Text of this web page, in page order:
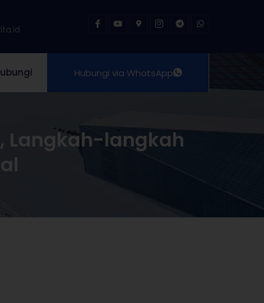
Hubungi via WhatsApp
Langkah-langkah